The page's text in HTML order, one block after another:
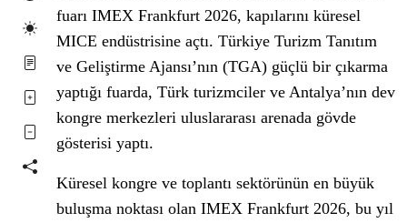
fuarı IMEX Frankfurt 2026, kapılarını küresel
MICE endüstrisine açtı. Türkiye Turizm Tanıtım
ve Geliştirme Ajansı’nın (TGA) güçlü bir çıkarma
yaptığı fuarda, Türk turizmciler ve Antalya’nın dev
kongre merkezleri uluslararası arenada gövde
gösterisi yaptı.
Küresel kongre ve toplantı sektörünün en büyük
buluşma noktası olan IMEX Frankfurt 2026, bu yıl